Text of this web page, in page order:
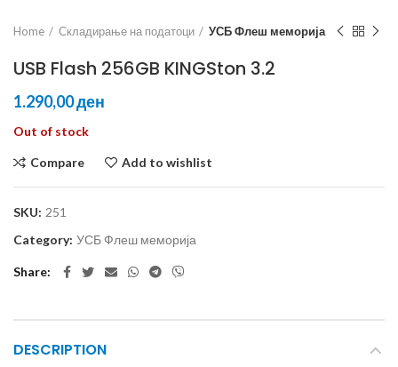
Home Складирање на податоци УСБ Флеш меморија
USB Flash 256GB KINGSton 3.2
ден
Out of stock
Compare Add to wishlist
SKU: 251
Category: УСБ Флеш меморија
Share
DESCRIPTION